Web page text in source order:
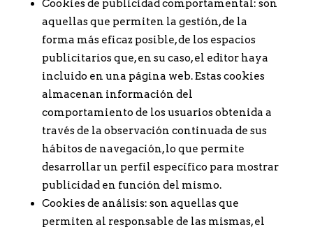
Cookies de publicidad comportamental: son
aquellas que permiten la gestión, de la
forma más eficaz posible, de los espacios
publicitarios que, en su caso, el editor haya
incluido en una página web. Estas cookies
almacenan información del
comportamiento de los usuarios obtenida a
través de la observación continuada de sus
hábitos de navegación, lo que permite
desarrollar un perfil específico para mostrar
publicidad en función del mismo.
Cookies de análisis: son aquellas que
permiten al responsable de las mismas, el